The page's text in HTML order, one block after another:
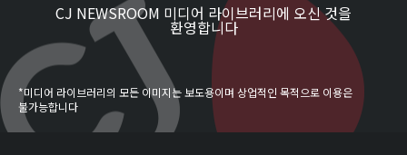
CJ NEWSROOM 미디어 라이브러리에 오신 것을
환영합니다
*미디어 라이브러리의 모든 이미지는 보도용이며 상업적인 목적으로 이용은
불가능합니다